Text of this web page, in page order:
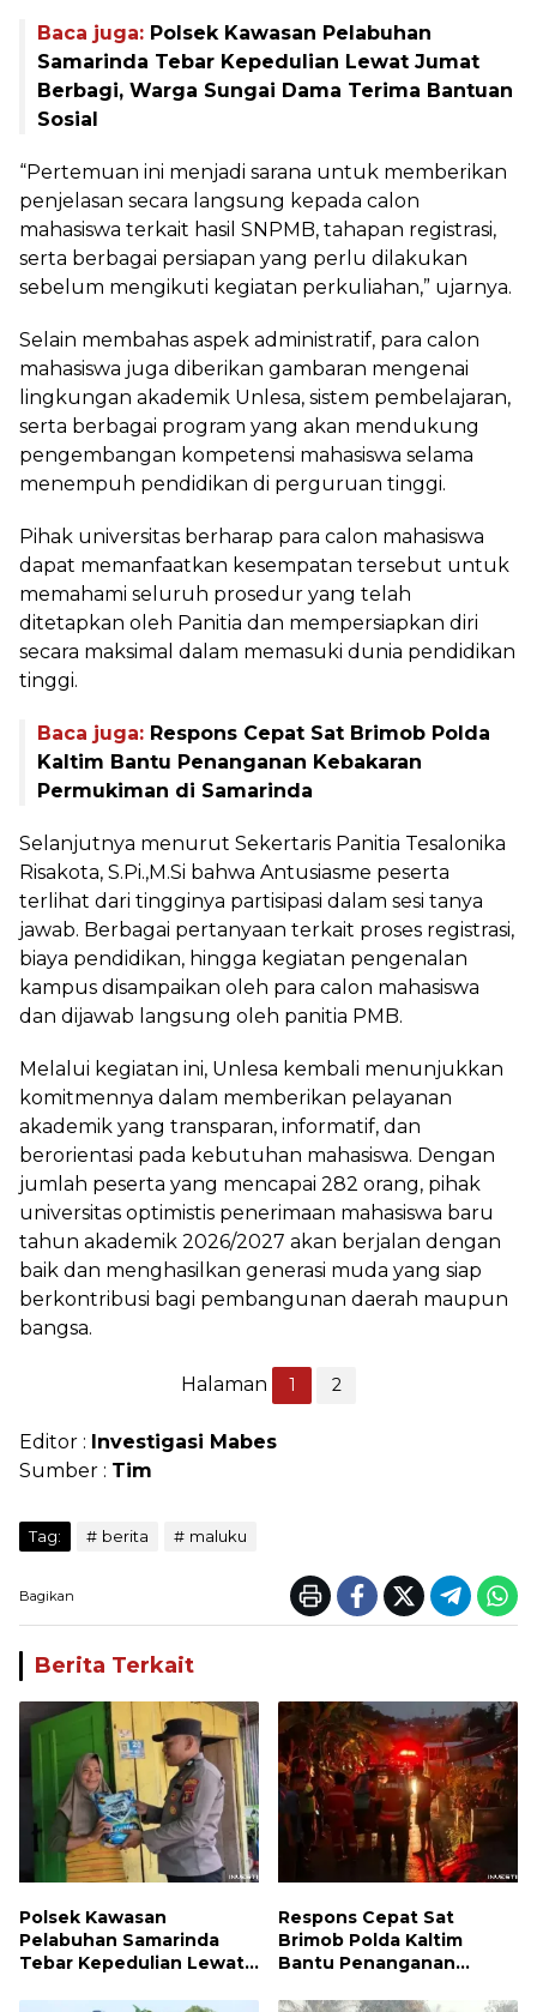
Baca juga: Polsek Kawasan Pelabuhan
Samarinda Tebar Kepedulian Lewat Jumat
Berbagi, Warga Sungai Dama Terima Bantuan
Sosial
“Pertemuan ini menjadi sarana untuk memberikan
penjelasan secara langsung kepada calon
mahasiswa terkait hasil SNPMB, tahapan registrasi,
serta berbagai persiapan yang perlu dilakukan
sebelum mengikuti kegiatan perkuliahan,” ujarnya.
Selain membahas aspek administratif, para calon
mahasiswa juga diberikan gambaran mengenai
lingkungan akademik Unlesa, sistem pembelajaran,
serta berbagai program yang akan mendukung
pengembangan kompetensi mahasiswa selama
menempuh pendidikan di perguruan tinggi.
Pihak universitas berharap para calon mahasiswa
dapat memanfaatkan kesempatan tersebut untuk
memahami seluruh prosedur yang telah
ditetapkan oleh Panitia dan mempersiapkan diri
secara maksimal dalam memasuki dunia pendidikan
tinggi.
Baca juga: Respons Cepat Sat Brimob Polda
Kaltim Bantu Penanganan Kebakaran
Permukiman di Samarinda
Selanjutnya menurut Sekertaris Panitia Tesalonika
Risakota, S.Pi.,M.Si bahwa Antusiasme peserta
terlihat dari tingginya partisipasi dalam sesi tanya
jawab. Berbagai pertanyaan terkait proses registrasi,
biaya pendidikan, hingga kegiatan pengenalan
kampus disampaikan oleh para calon mahasiswa
dan dijawab langsung oleh panitia PMB.
Melalui kegiatan ini, Unlesa kembali menunjukkan
komitmennya dalam memberikan pelayanan
akademik yang transparan, informatif, dan
berorientasi pada kebutuhan mahasiswa. Dengan
jumlah peserta yang mencapai 282 orang, pihak
universitas optimistis penerimaan mahasiswa baru
tahun akademik 2026/2027 akan berjalan dengan
baik dan menghasilkan generasi muda yang siap
berkontribusi bagi pembangunan daerah maupun
bangsa.
Halaman 1 2
Editor : Investigasi Mabes
Sumber : Tim
Tag: berita maluku
Bagikan
Berita Terkait
Polsek Kawasan
Pelabuhan Samarinda
Tebar Kepedulian Lewat
Respons Cepat Sat
Brimob Polda Kaltim
Bantu Penanganan